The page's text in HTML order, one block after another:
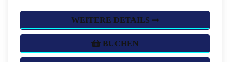
WEITERE DETAILS ➞
BUCHEN